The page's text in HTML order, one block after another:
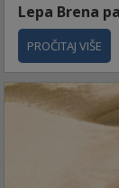
Lepa Brena
PROČITAJ VIŠE